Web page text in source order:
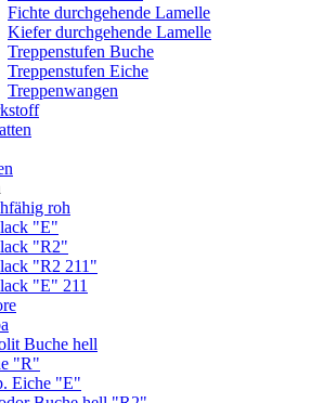
Fichte durchgehende Lamelle
Kiefer durchgehende Lamelle
Treppenstufen Buche
Treppenstufen Eiche
Treppenwangen
roh
"E"
"R2"
"R2 211"
"E" 211
Buche hell
"R"
Eiche "E"